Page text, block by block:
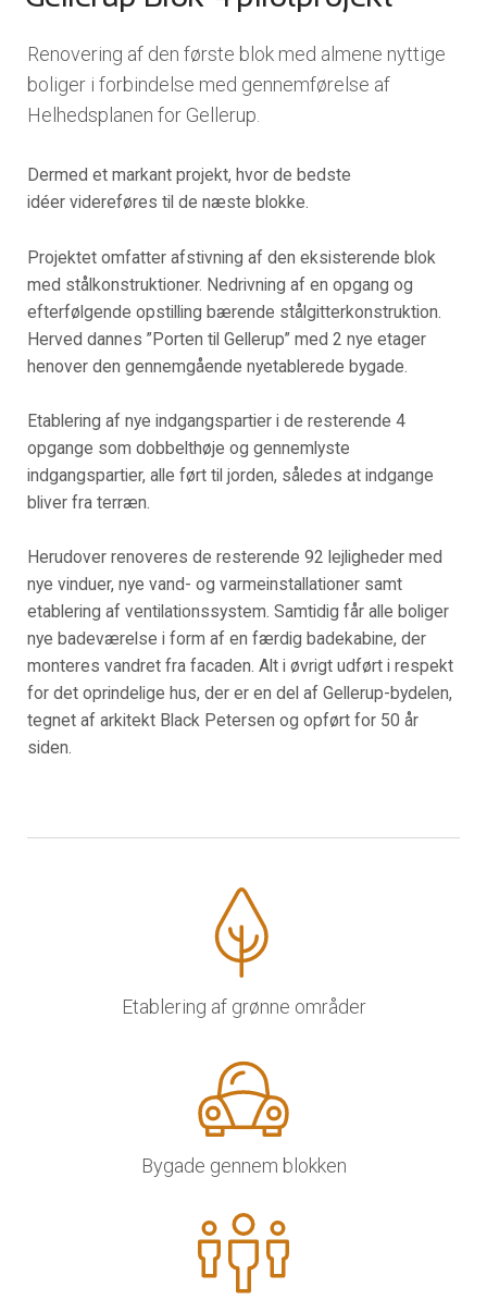
Renovering af den første blok med almene nyttige
boliger i forbindelse med gennemførelse af
Helhedsplanen for Gellerup.
Dermed et markant projekt, hvor de bedste
idéer videreføres til de næste blokke.
Projektet omfatter afstivning af den eksisterende blok
med stålkonstruktioner. Nedrivning af en opgang og
efterfølgende opstilling bærende stålgitterkonstruktion.
Herved dannes ”Porten til Gellerup” med 2 nye etager
henover den gennemgående nyetablerede bygade.
Etablering af nye indgangspartier i de resterende 4
opgange som dobbelthøje og gennemlyste
indgangspartier, alle ført til jorden, således at indgange
bliver fra terræn.
Herudover renoveres de resterende 92 lejligheder med
nye vinduer, nye vand- og varmeinstallationer samt
etablering af ventilationssystem. Samtidig får alle boliger
nye badeværelse i form af en færdig badekabine, der
monteres vandret fra facaden. Alt i øvrigt udført i respekt
for det oprindelige hus, der er en del af Gellerup-bydelen,
tegnet af arkitekt Black Petersen og opført for 50 år
siden.
Etablering af grønne områder
Bygade gennem blokken